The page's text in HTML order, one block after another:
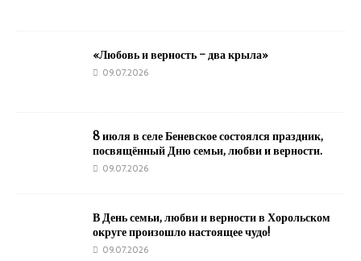
«Любовь и верность – два крыла»
09.07.2026
8 июля в селе Беневское состоялся праздник,
посвящённый Дню семьи, любви и верности.
09.07.2026
В День семьи, любви и верности в Хорольском
округе произошло настоящее чудо!
09.07.2026